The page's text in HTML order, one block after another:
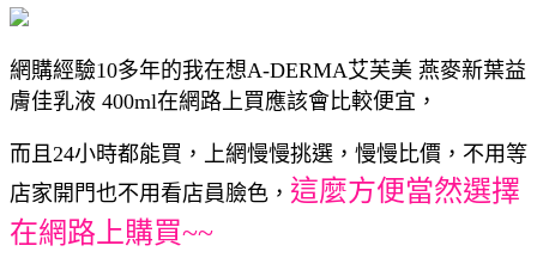
網購經驗10多年的我在想A-DERMA艾芙美 燕麥新葉益
膚佳乳液 400ml在網路上買應該會比較便宜，
而且24小時都能買，上網慢慢挑選，慢慢比價，不用等
店家開門也不用看店員臉色， 這麼方便當然選擇
在網路上購買~~